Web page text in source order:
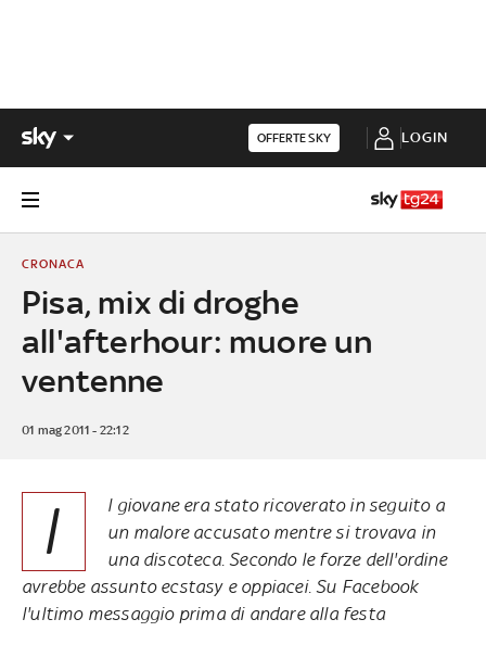
OFFERTE SKY LOGIN
Pisa, mix di droghe
all'afterhour: muore un
ventenne
CRONACA
01 mag 2011 - 22:12
I
l giovane era stato ricoverato in seguito a
un malore accusato mentre si trovava in
una discoteca. Secondo le forze dell'ordine
avrebbe assunto ecstasy e oppiacei. Su Facebook
l'ultimo messaggio prima di andare alla festa